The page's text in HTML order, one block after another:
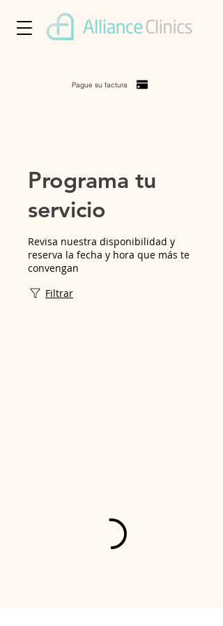
Pague su factura
Programa tu
servicio
Revisa nuestra disponibilidad y
reserva la fecha y hora que más te
convengan
Filtrar